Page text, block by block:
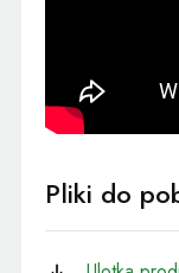
Pliki do